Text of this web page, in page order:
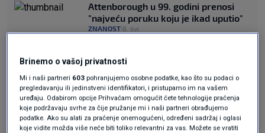
Attenborough u 99. godini prenosi
"najveću poruku koju je ikad uputio"
ZNANOST 6. svi.
Kada je kukac pokazan našem glavnom
kustosu za ose, dr.Gavinu Broadu, postalo je
jasno da nije riječ samo o novoj vrsti nego o
potpuno novom rodu. Njih dvojica odlučili su
Brinemo o vašoj privatnosti
Mi i naši partneri 603 pohranjujemo osobne podatke, kao što su podaci o
pregledavanju ili jedinstveni identifikatori, i pristupamo im na vašem
uređaju. Odabirom opcije Prihvaćam omogućit ćete tehnologije praćenja
koje podržavaju svrhe za čije pružanje mi i naši partneri obrađujemo
podatke. Ako su alati za praćenje onemogućeni, određeni sadržaj i oglasi
koje vidite možda više neće biti toliko relevantni za vas. Možete se vratiti